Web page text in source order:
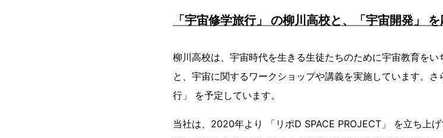
「宇宙修学旅行」 の柳川高校と、「宇宙開発」
柳川高校は、宇宙時代を生きる生徒たちのために宇宙教育を
と、宇宙に関するワークショップや講義を実施しています。
行」 を予定しています。
当社は、2020年より 「リポD SPACE PROJECT」 を立ち上